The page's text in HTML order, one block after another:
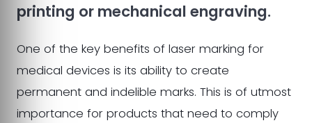
printing or mechanical engraving.
One of the key benefits of laser marking for
medical devices is its ability to create
permanent and indelible marks. This is of utmost
importance for products that need to comply